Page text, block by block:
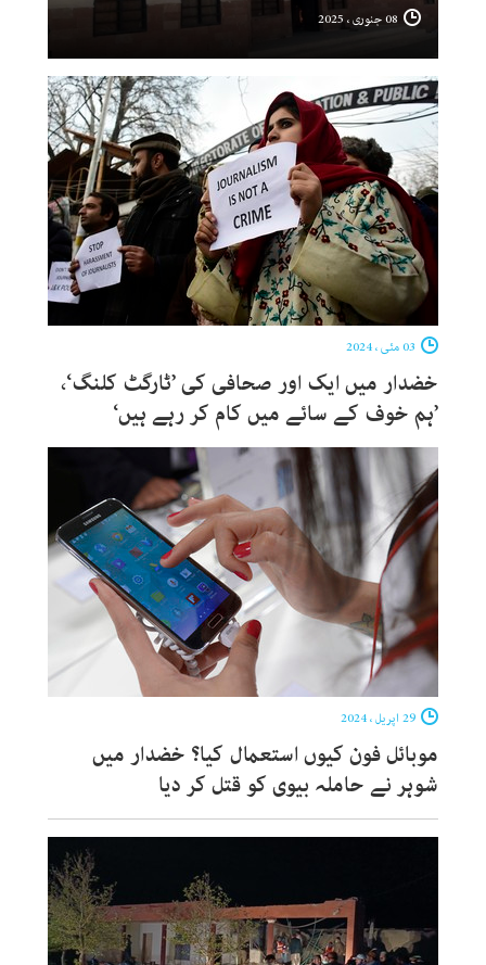
خضدار میں ایک اور صحافی کی ’ٹارگٹ کلنگ‘،
’ہم خوف کے سائے میں کام کر رہے ہیں‘
موبائل فون کیوں استعمال کیا؟ خضدار میں
شوہر نے حاملہ بیوی کو قتل کر دیا